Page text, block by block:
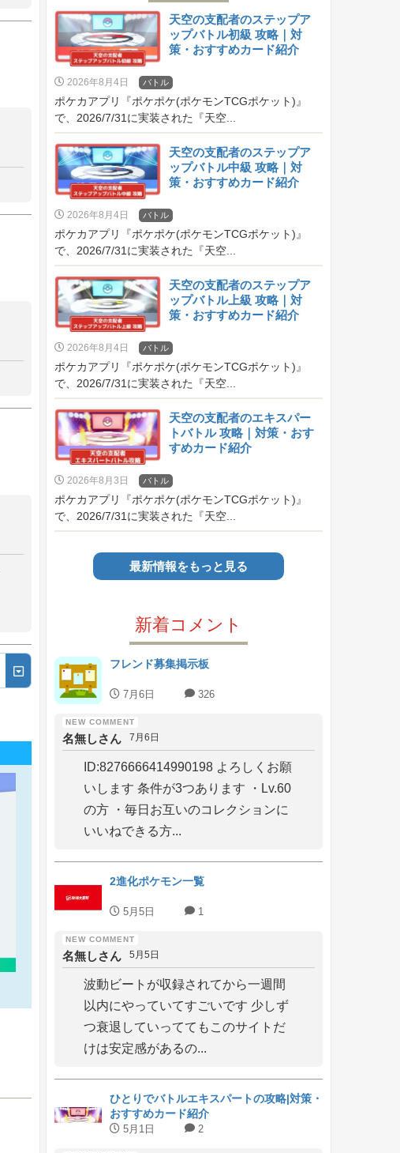
天空の支配者のステップア
ップバトル初級 攻略｜対
策・おすすめカード紹介
2026年8月4日 バトル
ポケカアプリ『ポケポケ(ポケモンTCGポケット)』
で、2026/7/31に実装された『天空...
天空の支配者のステップア
ップバトル中級 攻略｜対
策・おすすめカード紹介
2026年8月4日 バトル
ポケカアプリ『ポケポケ(ポケモンTCGポケット)』
で、2026/7/31に実装された『天空...
天空の支配者のステップア
ップバトル上級 攻略｜対
策・おすすめカード紹介
2026年8月4日 バトル
ポケカアプリ『ポケポケ(ポケモンTCGポケット)』
で、2026/7/31に実装された『天空...
天空の支配者のエキスパー
トバトル 攻略｜対策・おす
すめカード紹介
2026年8月3日 バトル
ポケカアプリ『ポケポケ(ポケモンTCGポケット)』
で、2026/7/31に実装された『天空...
最新情報をもっと見る
新着コメント
フレンド募集掲示板
7月6日 326
名無しさん 7月6日
ID:8276666414990198 よろしくお願
いします 条件が3つあります ・Lv.60
の方 ・毎日お互いのコレクションに
いいねできる方...
2進化ポケモン一覧
5月5日 1
名無しさん 5月5日
波動ビートが収録されてから一週間
以内にやっていてすごいです 少しず
つ衰退していっててもこのサイトだ
けは安定感があるの...
ひとりでバトルエキスパートの攻略|対策・
おすすめカード紹介
5月1日 2